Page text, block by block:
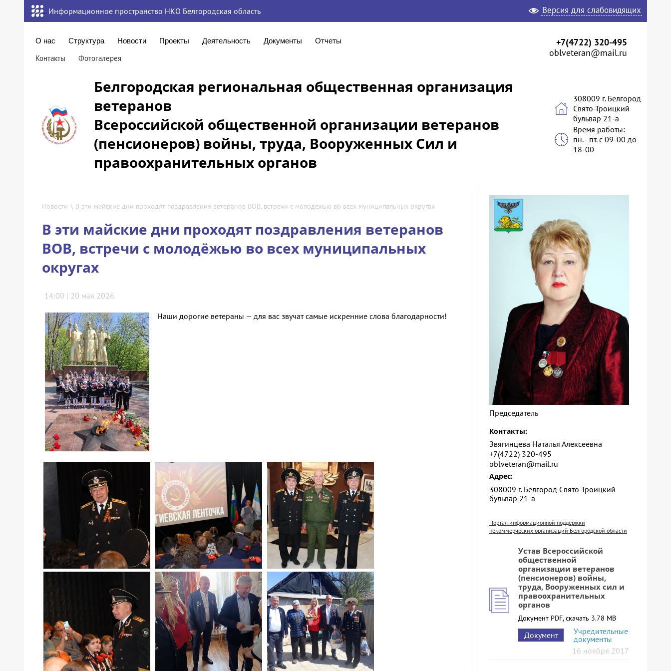
Информационное пространство НКО Белгородская область Версия для слабовидящих
О нас Структура Новости Проекты Деятельность Документы Отчеты
Контакты Фотогалерея
+7(4722) 320-495
oblveteran@mail.ru
Белгородская региональная общественная организация
ветеранов
Всероссийской общественной организации ветеранов
(пенсионеров) войны, труда, Вооруженных Сил и
правоохранительных органов
308009 г. Белгород
Свято-Троицкий
бульвар 21-а
Время работы:
пн. - пт. с 09-00 до
18-00
Новости \ В эти майские дни проходят поздравления ветеранов ВОВ, встречи с молодёжью во всех муниципальных округах
В эти майские дни проходят поздравления ветеранов
ВОВ, встречи с молодёжью во всех муниципальных
округах
14:00 | 20 мая 2026
Наши дорогие ветераны — для вас звучат самые искренние слова благодарности!
Председатель
Контакты:
Звягинцева Наталья Алексеевна
+7(4722) 320-495
oblveteran@mail.ru
Адрес:
308009 г. Белгород Свято-Троицкий
бульвар 21-а
Портал информационной поддержки
некоммерческих организаций Белгородской области
Устав Всероссийской
общественной
организации ветеранов
(пенсионеров) войны,
труда, Вооруженных сил и
правоохранительных
органов
Документ PDF, скачать 3.78 MB
Документ
Учредительные
документы
16 ноября 2017